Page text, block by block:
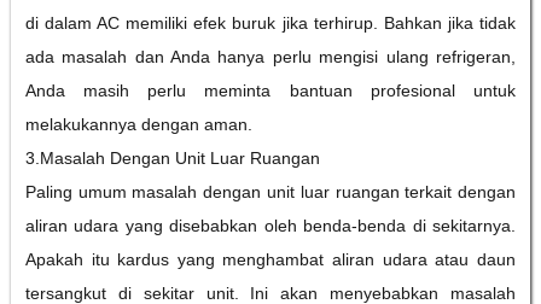
di dalam AC memiliki efek buruk jika terhirup. Bahkan jika tidak
ada masalah dan Anda hanya perlu mengisi ulang refrigeran,
Anda masih perlu meminta bantuan profesional untuk
melakukannya dengan aman.
3.Masalah Dengan Unit Luar Ruangan
Paling umum masalah dengan unit luar ruangan terkait dengan
aliran udara yang disebabkan oleh benda-benda di sekitarnya.
Apakah itu kardus yang menghambat aliran udara atau daun
tersangkut di sekitar unit. Ini akan menyebabkan masalah